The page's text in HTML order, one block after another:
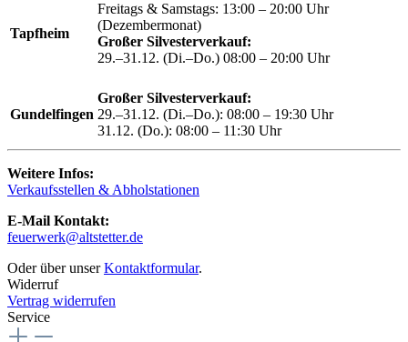
Tapfheim
Freitags & Samstags: 13:00 – 20:00 Uhr
(Dezembermonat)
Großer Silvesterverkauf:
29.–31.12. (Di.–Do.) 08:00 – 20:00 Uhr
Gundelfingen
Großer Silvesterverkauf:
29.–31.12. (Di.–Do.): 08:00 – 19:30 Uhr
31.12. (Do.): 08:00 – 11:30 Uhr
Weitere Infos:
Verkaufsstellen & Abholstationen
E-Mail Kontakt:
feuerwerk@altstetter.de
Oder über unserKontaktformular.
Widerruf
Vertrag widerrufen
Service